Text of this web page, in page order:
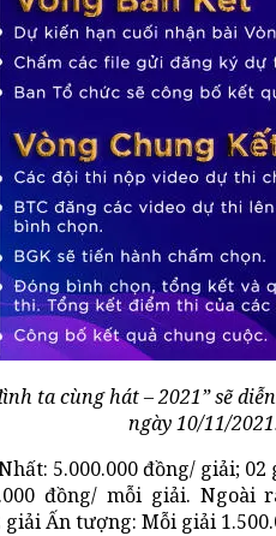
ta cùng hát – 2021” sẽ
ngày 10/11/
5.000.000 đồng/ giải;
đồng/ mỗi giải.
giải Ấn tượng: Mỗi giải